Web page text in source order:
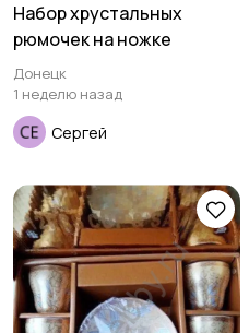
Набор хрустальных
рюмочек на ножке
Донецк
1 неделю назад
Сергей